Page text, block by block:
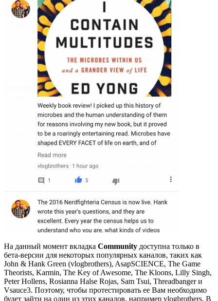
На данный момент вкладка Community доступна только в
бета-версии для некоторых популярных каналов, таких как
John & Hank Green (vlogbrothers), AsapSCIENCE, The Game
Theorists, Karmin, The Key of Awesome, The Kloons, Lilly Singh,
Peter Hollens, Rosianna Halse Rojas, Sam Tsui, Threadbanger и
Vsauce3. Поэтому, чтобы протестировать ее Вам необходимо
будет зайти на один из этих каналов, например vlogbrothers. В